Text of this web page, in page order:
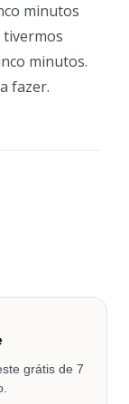
minutos
tivermos
minutos.
fazer.
grátis de 7